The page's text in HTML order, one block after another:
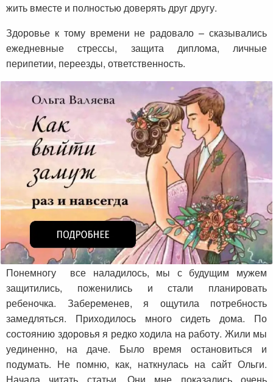
жить вместе и полностью доверять друг другу.
Здоровье к тому времени не радовало – сказывались
ежедневные стрессы, защита диплома, личные
перипетии, переезды, ответственность.
Понемногу все наладилось, мы с будущим мужем
защитились, поженились и стали планировать
ребеночка. Забеременев, я ощутила потребность
замедляться. Приходилось много сидеть дома. По
состоянию здоровья я редко ходила на работу. Жили мы
уединенно, на даче. Было время остановиться и
подумать. Не помню, как, наткнулась на сайт Ольги.